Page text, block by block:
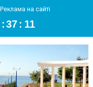
Реклама на сайті
:37 : 12
Южный